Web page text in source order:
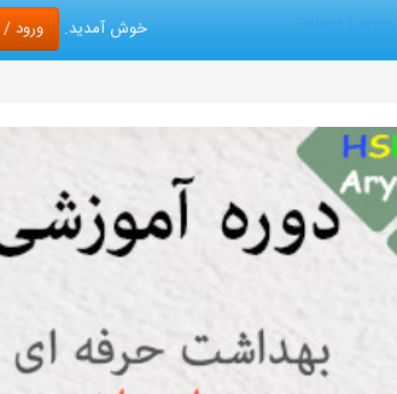
خوش آمدید.
ورود